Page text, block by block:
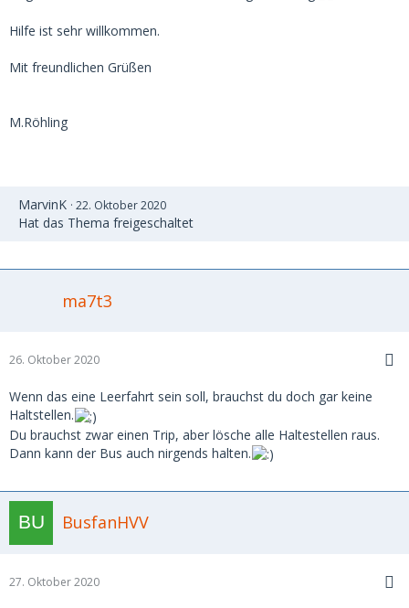
Hilfe ist sehr willkommen.
Mit freundlichen Grüßen
M.Röhling
MarvinK 22. Oktober 2020
Hat das Thema freigeschaltet
ma7t3
26. Oktober 2020
Wenn das eine Leerfahrt sein soll, brauchst du doch gar keine
Haltstellen.
Du brauchst zwar einen Trip, aber lösche alle Haltestellen raus.
Dann kann der Bus auch nirgends halten.
BusfanHVV
27. Oktober 2020